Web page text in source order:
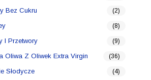
Bez Cukru (2)
(8)
I Przetwory (9)
Oliwa Z Oliwek Extra Virgin (36)
Słodycze (4)